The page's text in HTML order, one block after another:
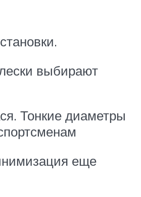
выбирают
Тонкие диаметры
еще